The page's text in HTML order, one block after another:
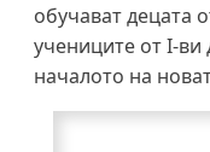
обучават децата
учениците от I-ви
началото на